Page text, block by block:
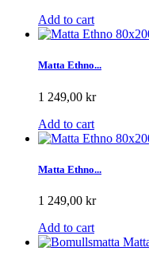
Add to cart
Matta Ethno...
1 249,00 kr
Add to cart
Matta Ethno...
1 249,00 kr
Add to cart